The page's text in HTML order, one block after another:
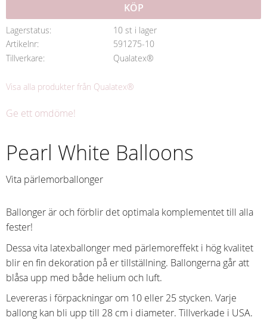
KÖP
Lagerstatus
10 st i lager
Artikelnr
591275-10
Tillverkare
Qualatex®
Visa alla produkter från Qualatex®
Ge ett omdöme!
Pearl White Balloons
Vita pärlemorballonger
Ballonger är och förblir det optimala komplementet till alla
fester!
Dessa vita latexballonger med pärlemoreffekt i hög kvalitet
blir en fin dekoration på er tillställning. Ballongerna går att
blåsa upp med både helium och luft.
Levereras i förpackningar om 10 eller 25 stycken. Varje
ballong kan bli upp till 28 cm i diameter. Tillverkade i USA.